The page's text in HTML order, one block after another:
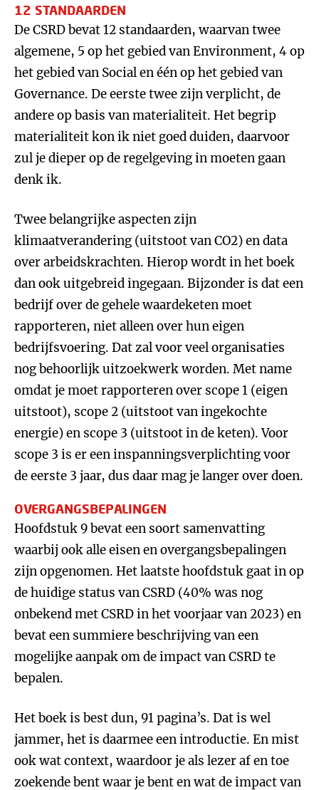
12 STANDAARDEN
De CSRD bevat 12 standaarden, waarvan twee
algemene, 5 op het gebied van Environment, 4 op
het gebied van Social en één op het gebied van
Governance. De eerste twee zijn verplicht, de
andere op basis van materialiteit. Het begrip
materialiteit kon ik niet goed duiden, daarvoor
zul je dieper op de regelgeving in moeten gaan
denk ik.
Twee belangrijke aspecten zijn
klimaatverandering (uitstoot van CO2) en data
over arbeidskrachten. Hierop wordt in het boek
dan ook uitgebreid ingegaan. Bijzonder is dat een
bedrijf over de gehele waardeketen moet
rapporteren, niet alleen over hun eigen
bedrijfsvoering. Dat zal voor veel organisaties
nog behoorlijk uitzoekwerk worden. Met name
omdat je moet rapporteren over scope 1 (eigen
uitstoot), scope 2 (uitstoot van ingekochte
energie) en scope 3 (uitstoot in de keten). Voor
scope 3 is er een inspanningsverplichting voor
de eerste 3 jaar, dus daar mag je langer over doen.
OVERGANGSBEPALINGEN
Hoofdstuk 9 bevat een soort samenvatting
waarbij ook alle eisen en overgangsbepalingen
zijn opgenomen. Het laatste hoofdstuk gaat in op
de huidige status van CSRD (40% was nog
onbekend met CSRD in het voorjaar van 2023) en
bevat een summiere beschrijving van een
mogelijke aanpak om de impact van CSRD te
bepalen.
Het boek is best dun, 91 pagina’s. Dat is wel
jammer, het is daarmee een introductie. En mist
ook wat context, waardoor je als lezer af en toe
zoekende bent waar je bent en wat de impact van